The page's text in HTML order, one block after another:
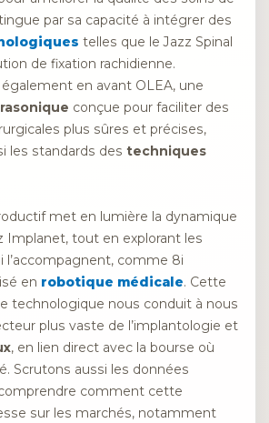
par sa capacité à intégrer des
telles que le Jazz Spinal
de fixation rachidienne.
en avant OLEA, une
conçue pour faciliter des
plus sûres et précises,
les standards des techniques
met en lumière la dynamique
Implanet, tout en explorant les
l’accompagnent, comme 8i
en robotique médicale. Cette
technologique nous conduit à nous
plus vaste de l’implantologie et
, en lien direct avec la bourse où
Scrutons aussi les données
comment cette
sur les marchés, notamment